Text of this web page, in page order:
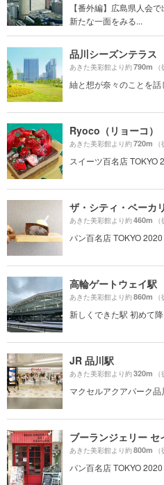
【番外編】広島県人会
新たな一面をみる...
品川シーズンテラス
あきた美彩館より約790m
紬と想が奈々のことを話
Ryoco（リョーコ）
あきた美彩館より約720m
スイーツ百名店 TOKYO
あきた美彩館より約460m
パン百名店 TOKYO 2020
高輪ゲートウェイ駅
あきた美彩館より約860m
新しくできた駅 初めて
JR 品川駅
あきた美彩館より約320m
マクセルアクアパーク品
あきた美彩館より約800m
パン百名店 TOKYO 2020